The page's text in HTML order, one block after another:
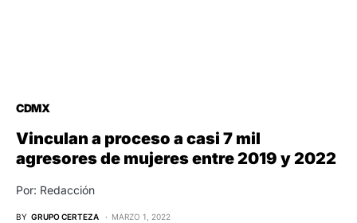
CDMX
Vinculan a proceso a casi 7 mil
agresores de mujeres entre 2019 y 2022
Por: Redacción
BY GRUPO CERTEZA MARZO 1, 2022